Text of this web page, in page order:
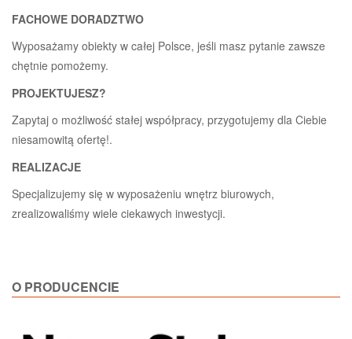
FACHOWE DORADZTWO
Wyposażamy obiekty w całej Polsce, jeśli masz pytanie zawsze
chętnie pomożemy.
PROJEKTUJESZ?
Zapytaj o możliwość stałej współpracy, przygotujemy dla Ciebie
niesamowitą ofertę!.
REALIZACJE
Specjalizujemy się w wyposażeniu wnętrz biurowych,
zrealizowaliśmy wiele ciekawych inwestycji.
O PRODUCENCIE